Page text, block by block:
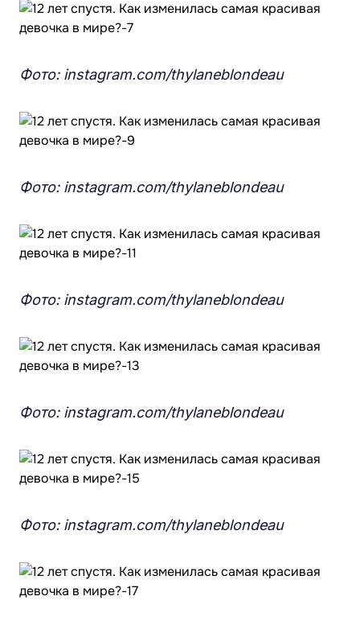
Фото: instagram.com/thylaneblondeau
Фото: instagram.com/thylaneblondeau
Фото: instagram.com/thylaneblondeau
Фото: instagram.com/thylaneblondeau
Фото: instagram.com/thylaneblondeau